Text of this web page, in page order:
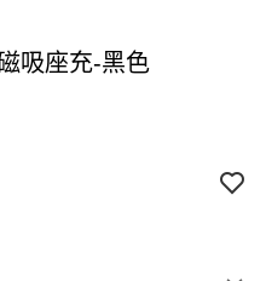
吸座充-黑色